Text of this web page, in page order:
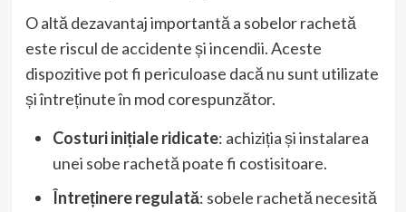
O altă dezavantaj importantă a sobelor rachetă
este riscul de accidente și incendii. Aceste
dispozitive pot fi periculoase dacă nu sunt utilizate
și întreținute în mod corespunzător.
Costuri inițiale ridicate: achiziția și instalarea
unei sobe rachetă poate fi costisitoare.
Întreținere regulată: sobele rachetă necesită